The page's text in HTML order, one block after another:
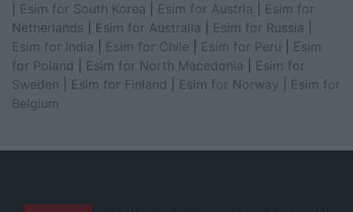
Esim for South Korea Esim for Austria
Esim for
Netherlands
Esim for Australia Esim for Russia
Esim for India
Esim for Chile Esim for Peru
Esim
for Poland
Esim for North Macedonia
Esim for
Sweden
Esim for Finland Esim for Norway
Esim for
Belgium